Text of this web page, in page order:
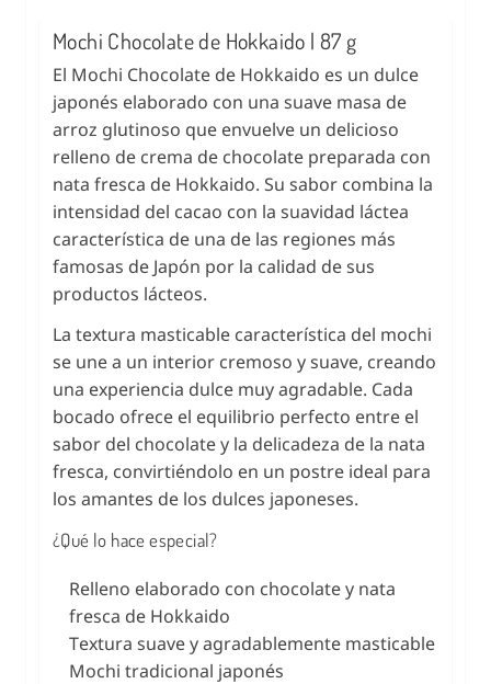
Mochi Chocolate de Hokkaido | 87 g
El Mochi Chocolate de Hokkaido es un dulce
japonés elaborado con una suave masa de
arroz glutinoso que envuelve un delicioso
relleno de crema de chocolate preparada con
nata fresca de Hokkaido. Su sabor combina la
intensidad del cacao con la suavidad láctea
característica de una de las regiones más
famosas de Japón por la calidad de sus
productos lácteos.
La textura masticable característica del mochi
se une a un interior cremoso y suave, creando
una experiencia dulce muy agradable. Cada
bocado ofrece el equilibrio perfecto entre el
sabor del chocolate y la delicadeza de la nata
fresca, convirtiéndolo en un postre ideal para
los amantes de los dulces japoneses.
¿Qué lo hace especial?
Relleno elaborado con chocolate y nata
fresca de Hokkaido
Textura suave y agradablemente masticable
Mochi tradicional japonés